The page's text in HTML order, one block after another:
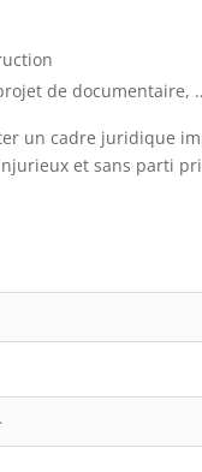
de documentaire,
un cadre juridique
et sans parti